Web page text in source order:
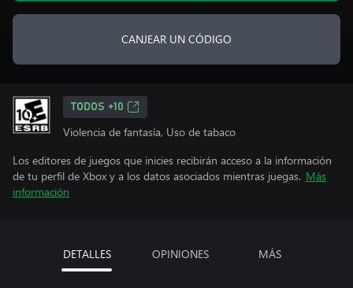
CANJEAR UN CÓDIGO
TODOS +10
Violencia de fantasía, Uso de tabaco
Los editores de juegos que inicies recibirán acceso a la información
de tu perfil de Xbox y a los datos asociados mientras juegas. Más
información
DETALLES OPINIONES MÁS